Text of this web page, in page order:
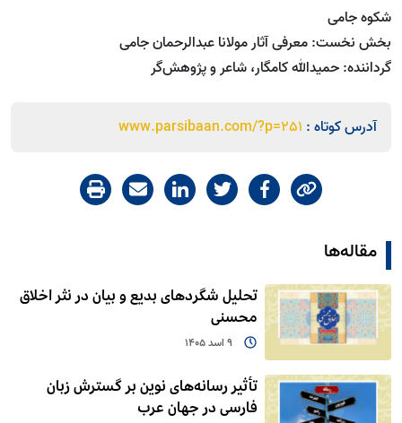
شکوه جامی
بخش نخست: معرفی آثار مولانا عبدالرحمان جامی
گرداننده: حمیدالله کامگار، شاعر و پژوهش‌گر
آدرس کوتاه : www.parsibaan.com/?p=251
مقاله‌ها
تحلیل شگردهای بدیع و بیان در نثر اخلاق
محسنی
9 اسد 1405
تأثیر رسانه‌های نوین بر گسترش زبان
فارسی در جهان عرب